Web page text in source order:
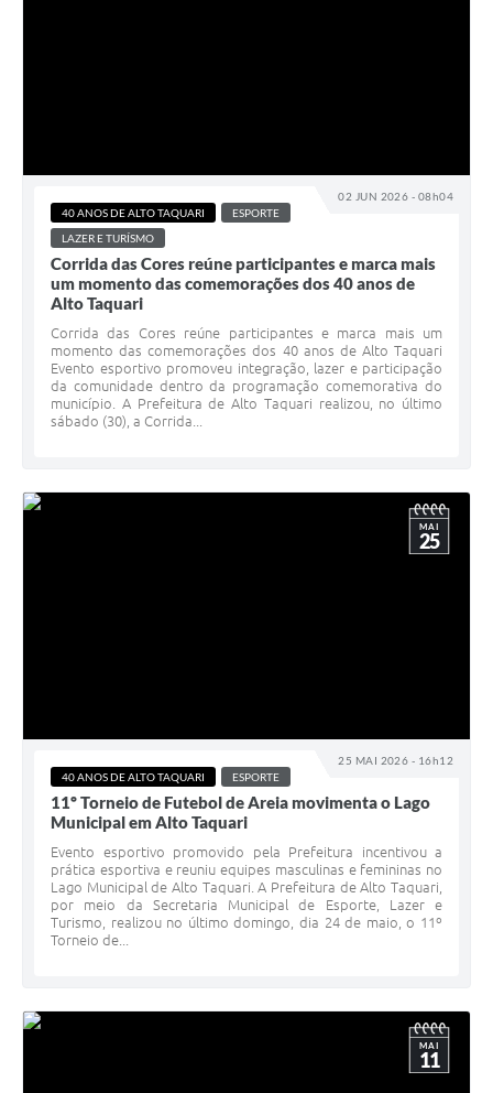
02 JUN 2026 - 08h04
40 ANOS DE ALTO TAQUARI
ESPORTE
LAZER E TURÍSMO
Corrida das Cores reúne participantes e marca mais
um momento das comemorações dos 40 anos de
Alto Taquari
Corrida das Cores reúne participantes e marca mais um
momento das comemorações dos 40 anos de Alto Taquari
Evento esportivo promoveu integração, lazer e participação
da comunidade dentro da programação comemorativa do
município. A Prefeitura de Alto Taquari realizou, no último
sábado (30), a Corrida...
25 MAI 2026 - 16h12
MAI
25
40 ANOS DE ALTO TAQUARI ESPORTE
11º Torneio de Futebol de Areia movimenta o Lago
Municipal em Alto Taquari
Evento esportivo promovido pela Prefeitura incentivou a
prática esportiva e reuniu equipes masculinas e femininas no
Lago Municipal de Alto Taquari. A Prefeitura de Alto Taquari,
por meio da Secretaria Municipal de Esporte, Lazer e
Turismo, realizou no último domingo, dia 24 de maio, o 11º
Torneio de...
MAI
11